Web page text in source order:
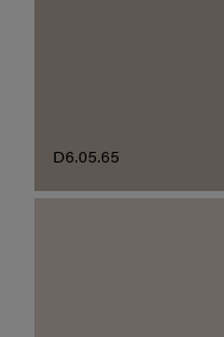
D6.05.65